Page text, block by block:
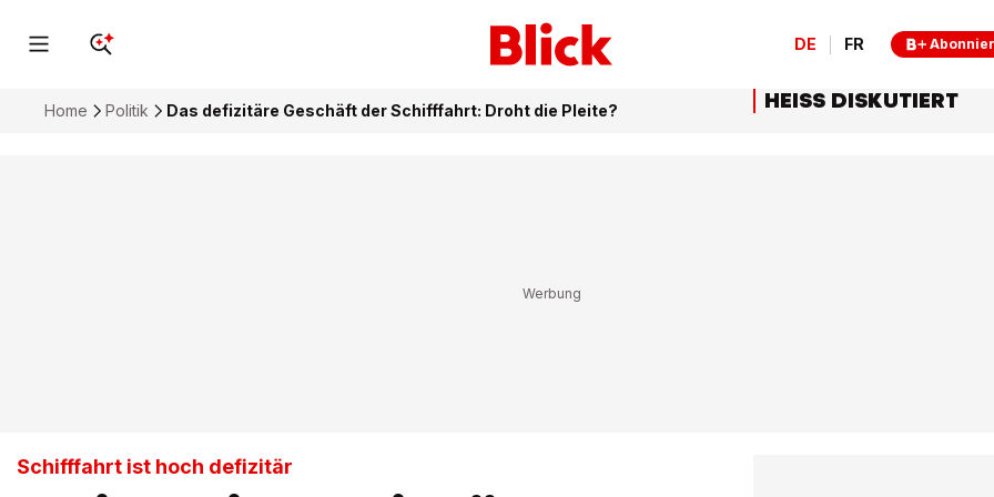
DE FR
Home Politik Das defizitäre Geschäft der Schifffahrt: Droht die Pleite?
Schifffahrt ist hoch defizitär
HEISS DISKUTIERT